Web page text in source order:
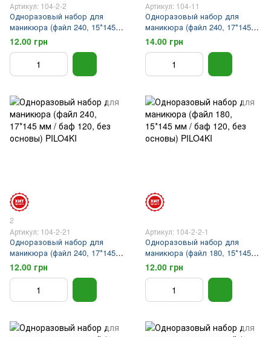
Артикул: 104-2-2
Одноразовый набор для
маникюра (файл 240, 15*145
мм / баф 120, без основы)
PILO4KI
12.00 грн
Артикул: 104-11
Одноразовый набор для
маникюра (файл 240, 17*145
мм / баф 120, на основе)
PILO4KI
14.00 грн
2
Артикул: 104-2-21
Одноразовый набор для
маникюра (файл 240, 17*145
мм / баф 120, без основы)
PILO4KI
12.00 грн
Артикул: 104-2-2-1
Одноразовый набор для
маникюра (файл 180, 15*145
мм / баф 120, без основы)
PILO4KI
12.00 грн